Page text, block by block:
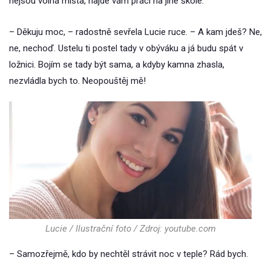
– Děkuju moc, – radostně sevřela Lucie ruce. – A kam jdeš? Ne,
ne, nechoď. Ustelu ti postel tady v obýváku a já budu spát v
ložnici. Bojím se tady být sama, a kdyby kamna zhasla,
nezvládla bych to. Neopouštěj mě!
Lucie / Ilustrační foto / Zdroj: youtube.com
– Samozřejmě, kdo by nechtěl strávit noc v teple? Rád bych.